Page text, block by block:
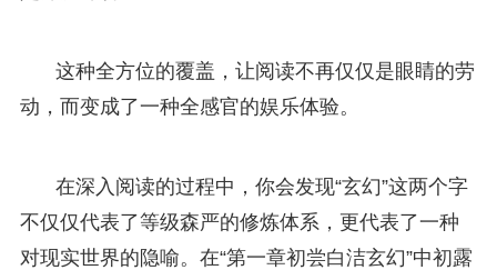
这种全方位的覆盖，让阅读不再仅仅是眼睛的劳
动，而变成了一种全感官的娱乐体验。
在深入阅读的过程中，你会发现“玄幻”这两个字
不仅仅代表了等级森严的修炼体系，更代表了一种
对现实世界的隐喻。在“第一章初尝白洁玄幻”中初露